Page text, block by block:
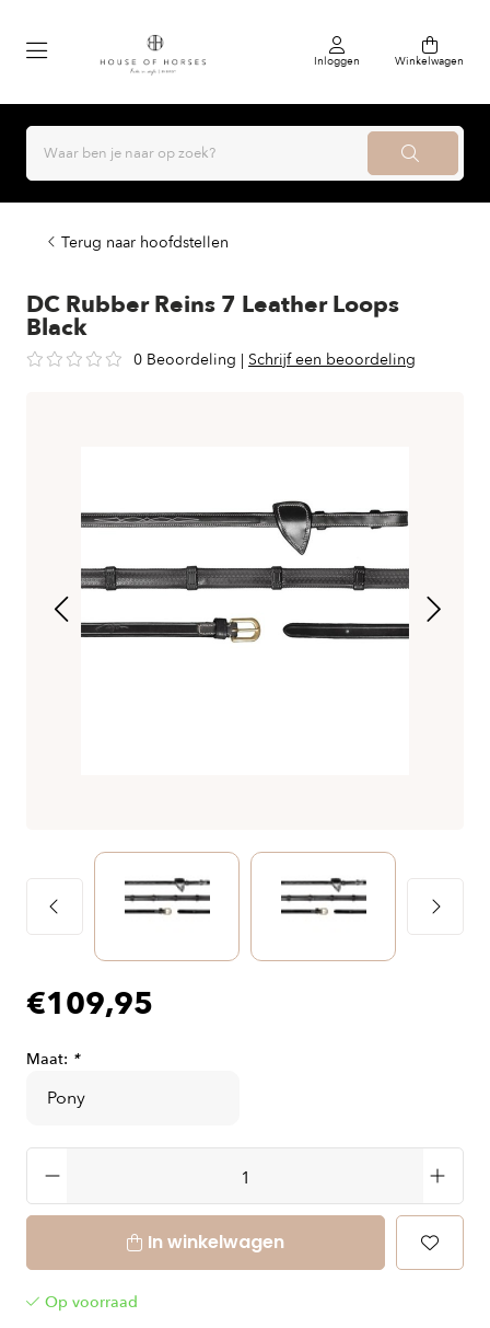
Inloggen Winkelwagen
Terug naar hoofdstellen
DC Rubber Reins 7 Leather Loops
Black
0 Beoordeling | Schrijf een beoordeling
€109,95
Maat: *
In winkelwagen
Op voorraad